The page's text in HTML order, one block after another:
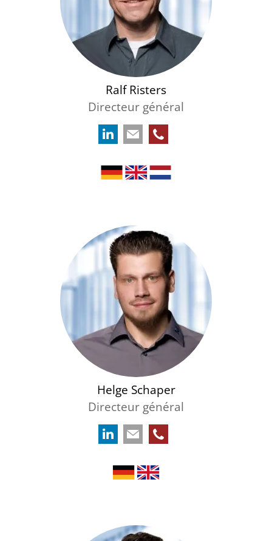
Ralf Risters
Directeur général
Helge Schaper
Directeur général